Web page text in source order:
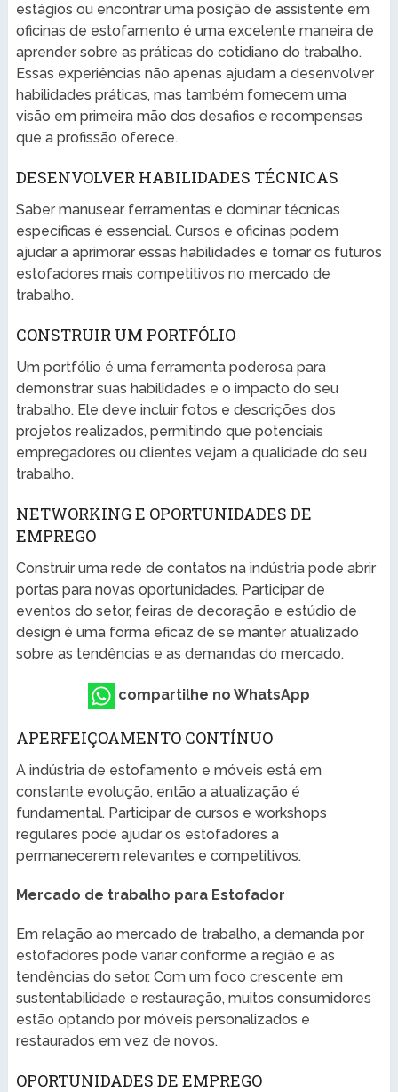
estágios ou encontrar uma posição de assistente em
oficinas de estofamento é uma excelente maneira de
aprender sobre as práticas do cotidiano do trabalho.
Essas experiências não apenas ajudam a desenvolver
habilidades práticas, mas também fornecem uma
visão em primeira mão dos desafios e recompensas
que a profissão oferece.
DESENVOLVER HABILIDADES TÉCNICAS
Saber manusear ferramentas e dominar técnicas
específicas é essencial. Cursos e oficinas podem
ajudar a aprimorar essas habilidades e tornar os futuros
estofadores mais competitivos no mercado de
trabalho.
CONSTRUIR UM PORTFÓLIO
Um portfólio é uma ferramenta poderosa para
demonstrar suas habilidades e o impacto do seu
trabalho. Ele deve incluir fotos e descrições dos
projetos realizados, permitindo que potenciais
empregadores ou clientes vejam a qualidade do seu
trabalho.
NETWORKING E OPORTUNIDADES DE
EMPREGO
Construir uma rede de contatos na indústria pode abrir
portas para novas oportunidades. Participar de
eventos do setor, feiras de decoração e estúdio de
design é uma forma eficaz de se manter atualizado
sobre as tendências e as demandas do mercado.
compartilhe no WhatsApp
APERFEIÇOAMENTO CONTÍNUO
A indústria de estofamento e móveis está em
constante evolução, então a atualização é
fundamental. Participar de cursos e workshops
regulares pode ajudar os estofadores a
permanecerem relevantes e competitivos.
Mercado de trabalho para Estofador
Em relação ao mercado de trabalho, a demanda por
estofadores pode variar conforme a região e as
tendências do setor. Com um foco crescente em
sustentabilidade e restauração, muitos consumidores
estão optando por móveis personalizados e
restaurados em vez de novos.
OPORTUNIDADES DE EMPREGO